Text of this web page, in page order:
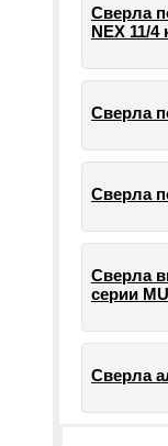
Сверла
NEX 11/4
Сверла
Сверла
Сверла
серии
Сверла